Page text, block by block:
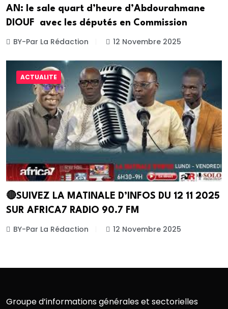
AN: le sale quart d’heure d’Abdourahmane
DIOUF avec les députés en Commission
BY-Par La Rédaction 12 Novembre 2025
ACTUALITE
🔴SUIVEZ LA MATINALE D’INFOS DU 12 11 2025
SUR AFRICA7 RADIO 90.7 FM
BY-Par La Rédaction 12 Novembre 2025
Groupe d’informations générales et sectorielles